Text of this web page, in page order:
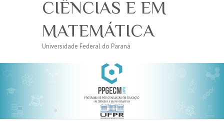
Canais
CIÊNCIAS E EM
MATEMÁTICA
Universidade Federal do Paraná